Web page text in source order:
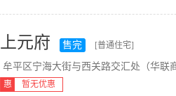
上元府 售完 [普通住宅]
牟平区宁海大街与西关路交汇处（华联
惠 暂无优惠